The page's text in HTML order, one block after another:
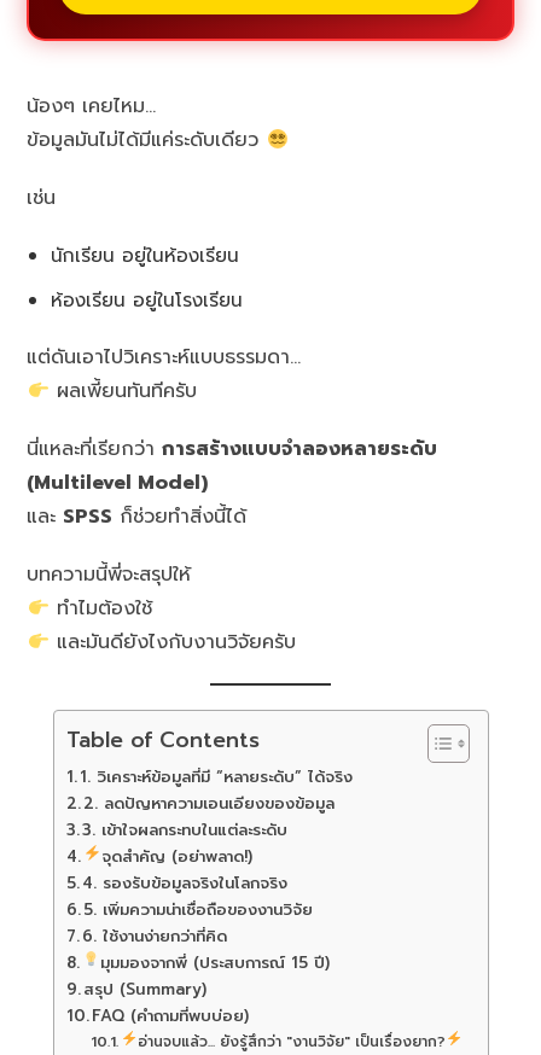
น้องๆ เคยไหม…
ข้อมูลมันไม่ได้มีแค่ระดับเดียว
เช่น
นักเรียน อยู่ในห้องเรียน
ห้องเรียน อยู่ในโรงเรียน
แต่ดันเอาไปวิเคราะห์แบบธรรมดา…
ผลเพี้ยนทันทีครับ
นี่แหละที่เรียกว่าการสร้างแบบจำลองหลายระดับ
(Multilevel Model)
และ SPSS ก็ช่วยทำสิ่งนี้ได้
บทความนี้พี่จะสรุปให้
ทำไมต้องใช้
และมันดียังไงกับงานวิจัยครับ
Table of Contents
1. วิเคราะห์ข้อมูลที่มี “หลายระดับ” ได้จริง
2. ลดปัญหาความเอนเอียงของข้อมูล
3. เข้าใจผลกระทบในแต่ละระดับ
จุดสำคัญ (อย่าพลาด!)
4. รองรับข้อมูลจริงในโลกจริง
5. เพิ่มความน่าเชื่อถือของงานวิจัย
6. ใช้งานง่ายกว่าที่คิด
มุมมองจากพี่ (ประสบการณ์ 15 ปี)
สรุป (Summary)
FAQ (คำถามที่พบบ่อย)
อ่านจบแล้ว... ยังรู้สึกว่า "งานวิจัย" เป็นเรื่องยาก?